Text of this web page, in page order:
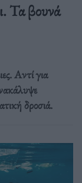
Τα βουνά
Αντί για
δροσιά.